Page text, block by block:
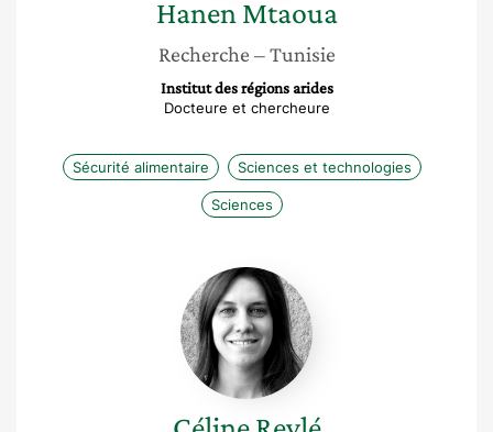
Hanen Mtaoua
Recherche – Tunisie
Institut des régions arides
Docteure et chercheure
Sécurité alimentaire Sciences et technologies
Sciences
Céline
Reylé